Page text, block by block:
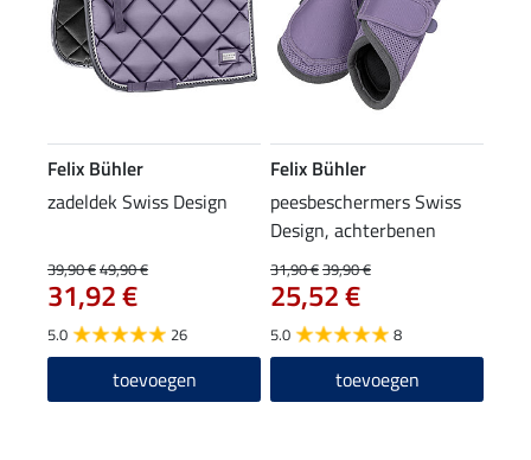
Felix Bühler
zadeldek Swiss Design
39,90 €49,90 €
31,92 €
5.0 26
toevoegen
Felix Bühler
peesbeschermers Swiss
Design, achterbenen
31,90 €39,90 €
25,52 €
5.0 8
toevoegen